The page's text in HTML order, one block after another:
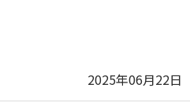
2025年06月22日